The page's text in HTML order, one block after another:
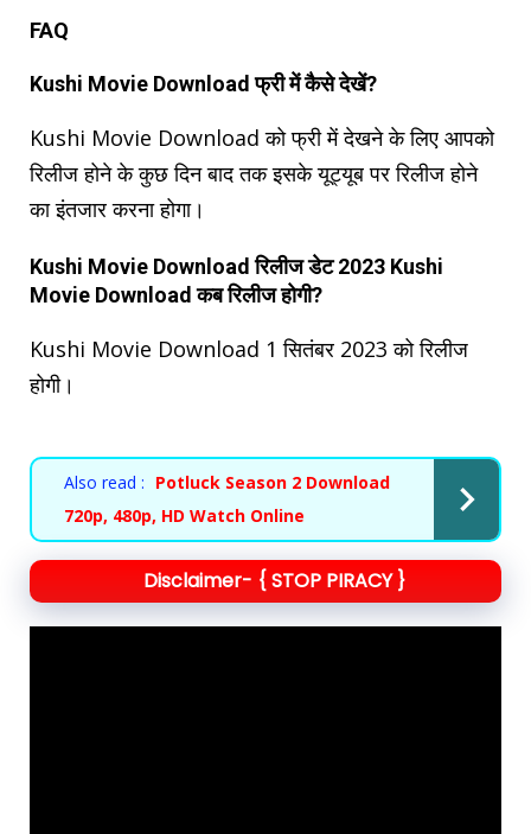
FAQ
Kushi Movie Download फ्री में कैसे देखें?
Kushi Movie Download को फ्री में देखने के लिए आपको
रिलीज होने के कुछ दिन बाद तक इसके यूट्यूब पर रिलीज होने
का इंतजार करना होगा।
Kushi Movie Download रिलीज डेट 2023 Kushi
Movie Download कब रिलीज होगी?
Kushi Movie Download 1 सितंबर 2023 को रिलीज
होगी।
Also read : Potluck Season 2 Download
720p, 480p, HD Watch Online
Disclaimer- { STOP PIRACY }